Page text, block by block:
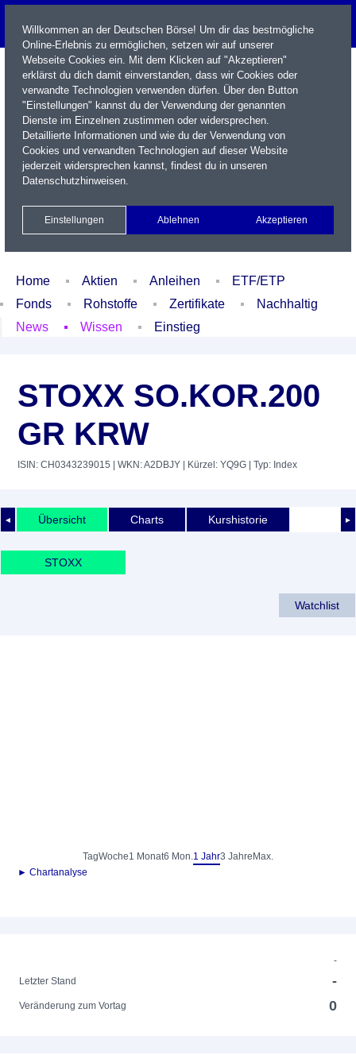
Name / WKN / ISIN / Kürzel
Xetra Realtime
Watchlist Portfolio Login
Home Aktien Anleihen
ETF/ETP
Fonds
Rohstoffe Zertifikate
Nachhaltig
News
Wissen Einstieg
STOXX SO.KOR.200
GR KRW
ISIN: CH0343239015 | WKN: A2DBJY | Kürzel: YQ9G | Typ: Index
◄ ►
Übersicht Charts Kurshistorie
STOXX
Watchlist
TagWoche1 Monat6 Mon.1 Jahr3 Jahre Max.
► Chartanalyse
-
Letzter Stand
-
Veränderung zum Vortag 0
Willkommen an der Deutschen Börse! Um dir das bestmögliche
Online-Erlebnis zu ermöglichen, setzen wir auf unserer
Webseite Cookies ein. Mit dem Klicken auf "Akzeptieren"
erklärst du dich damit einverstanden, dass wir Cookies oder
verwandte Technologien verwenden dürfen. Über den Button
"Einstellungen" kannst du der Verwendung der genannten
Dienste im Einzelnen zustimmen oder widersprechen.
Detaillierte Informationen und wie du der Verwendung von
Cookies und verwandten Technologien auf dieser Website
jederzeit widersprechen kannst, findest du in unseren
Datenschutzhinweisen.
Einstellungen Ablehnen Akzeptieren